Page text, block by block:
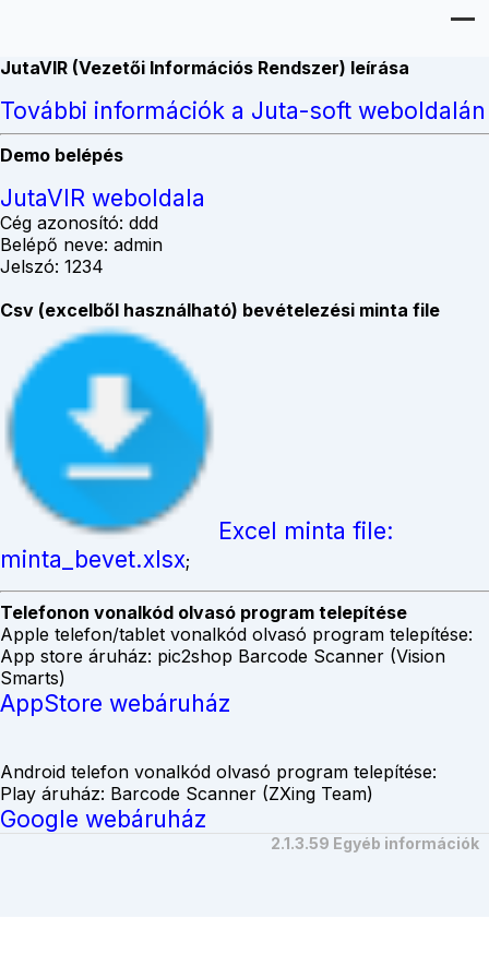
JutaVIR (Vezetői Információs Rendszer) leírása
További információk a Juta-soft weboldalán
Demo belépés
JutaVIR weboldala
Cég azonosító: ddd
Belépő neve: admin
Jelszó: 1234
Csv (excelből használható) bevételezési minta file
Excel minta file:
minta_bevet.xlsx;
Telefonon vonalkód olvasó program telepítése
Apple telefon/tablet vonalkód olvasó program telepítése:
App store áruház: pic2shop Barcode Scanner (Vision
Smarts)
AppStore webáruház
Android telefon vonalkód olvasó program telepítése:
Play áruház: Barcode Scanner (ZXing Team)
Google webáruház
2.1.3.59 Egyéb információk